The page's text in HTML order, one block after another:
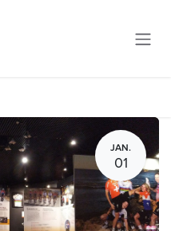
JAN.
01